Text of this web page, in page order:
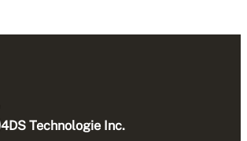
4DS Technologie Inc.